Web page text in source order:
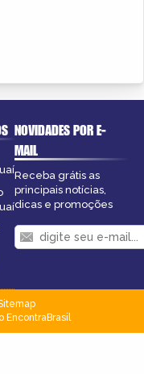
NOVIDADES POR E-
MAIL
Receba grátis as
principais notícias,
dicas e promoções
EncontraBrasil